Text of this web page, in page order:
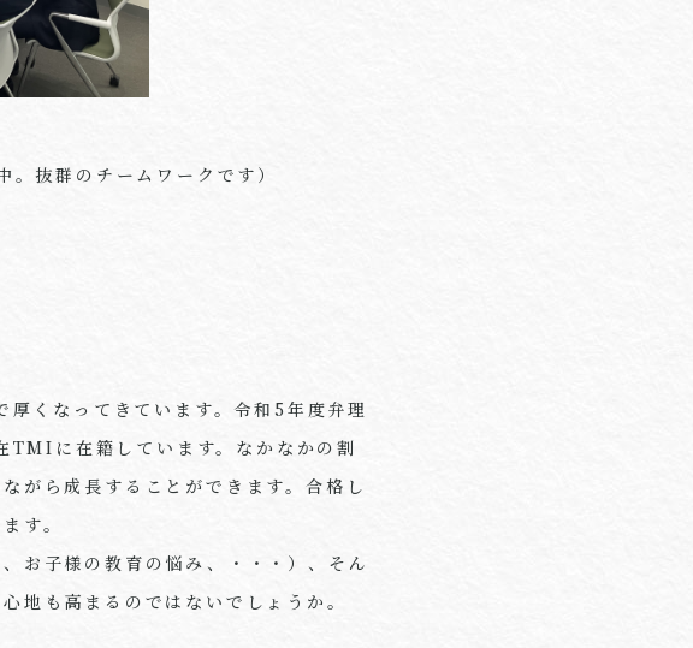
抜群のチームワークです）
厚くなってきています。令和5年度弁理
TMI に在籍しています。なかなかの割
がら成長することができます。合格し
す。
お子様の教育の悩み、・・・）、そん
地も高まるのではないでしょうか。